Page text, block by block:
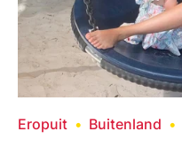
Eropuit Buitenland